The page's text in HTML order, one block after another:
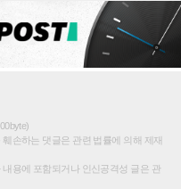
손하는 댓글은 관련 법률에 의해 제재
용에 포함되거나 인신공격성 글은 관